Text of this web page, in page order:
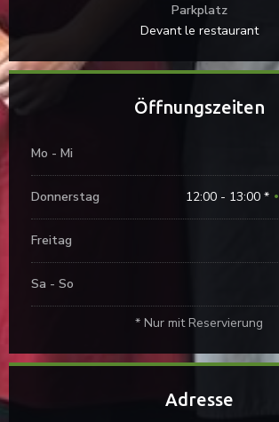
Parkplatz
Devant le restaurant
Öffnungszeiten
Mo - Mi
Donnerstag 12:00 - 13:00 * •
Freitag
Sa - So
* Nur mit Reservierung
Adresse